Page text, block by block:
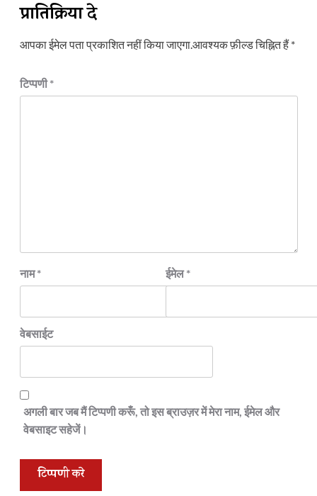
प्रातिक्रिया दे
आपका ईमेल पता प्रकाशित नहीं किया जाएगा.आवश्यक फ़ील्ड चिह्नित हैं*
टिप्पणी*
नाम* ईमेल*
वेबसाईट
अगली बार जब मैं टिप्पणी करूँ, तो इस ब्राउज़र में मेरा नाम, ईमेल और
वेबसाइट सहेजें।